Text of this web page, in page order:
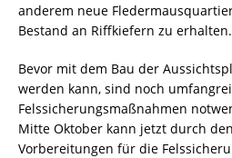
anderem neue
Bestand an Riffkiefern zu erhalten.
Bevor mit dem Bau der
werden kann, sind noch
Felssicherungsmaßnahmen
Mitte Oktober kann jetzt durch
Vorbereitungen für die